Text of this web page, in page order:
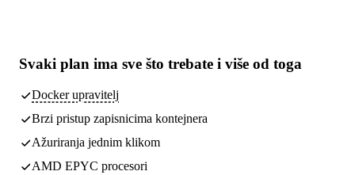
Svaki plan ima sve što trebate i više od toga
Docker upravitelj
Brzi pristup zapisnicima kontejnera
Ažuriranja jednim klikom
AMD EPYC procesori